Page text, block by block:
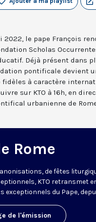
2022, le pape François
Scholas
Déjà présent dans
pontificale devient
fidèles à caractère
sur KTO à 16h, en
urbanienne de
Rome
de fêtes
KTO retransmet
exceptionnels du Pape,
de l'émission